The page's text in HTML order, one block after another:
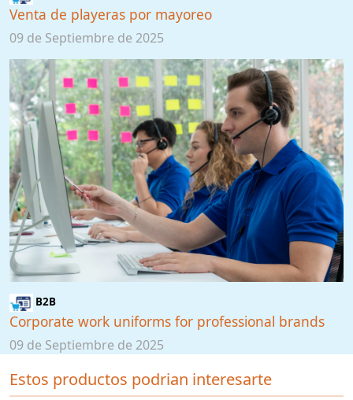
Venta de playeras por mayoreo
09 de Septiembre de 2025
B2B
Corporate work uniforms for professional brands
09 de Septiembre de 2025
Estos productos podrian interesarte